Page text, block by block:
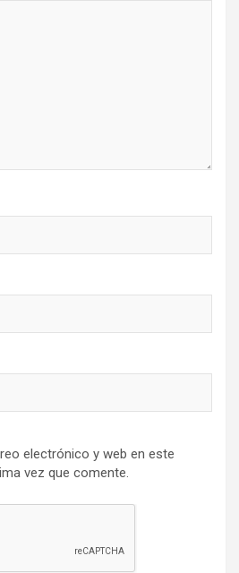
electrónico y web en este
vez que comente.